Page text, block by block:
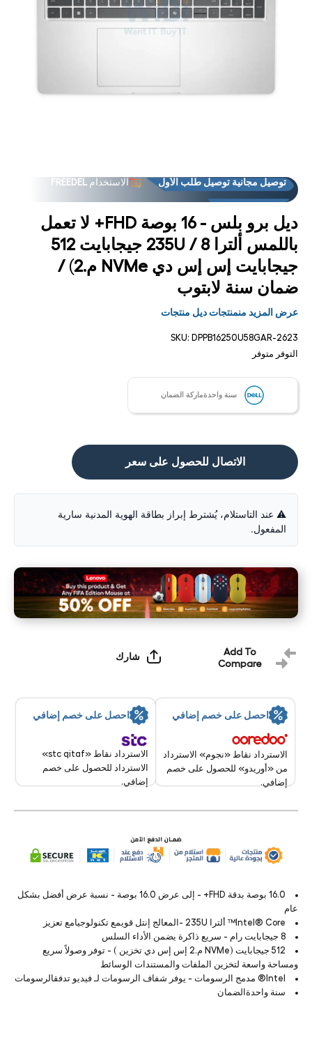
توصيل مجانية توصيل طلب الأول الاستخدامFREEDEL
العروض
ديل برو بلس - 16 بوصة FHD+ لا تعمل
باللمس ألترا 235U / 8 جيجابايت 512
جيجابايت إس إس دي NVMe م.2) /
ضمان سنة لابتوب
عرض المزيد منمنتجات ديل منتجات
SKU: DPPB16250U58GAR-2623
التوفر
متوفر
سنة واحدةماركة الضمان
الاتصال للحصول على سعر
⚠️ عند التاستلام، يُشترط إبراز بطاقة الهوية المدنية سارية
المفعول.
Add To
Compare
شارك
احصل على خصم إضافي
الاسترداد نقاط «نجوم» الاسترداد
من «أوريدو» للحصول على خصم
إضافي.
احصل على خصم إضافي
الاسترداد نقاط «stc qitaf»
الاسترداد للحصول على خصم
إضافي.
16.0 بوصة بدقة FHD+ - إلى عرض 16.0 بوصة - نسبة عرض أفضل بشكل
عام
Intel® Core™ ألترا 235U -المعالج إنتل قويمع تكنولوجيامع تعزيز
8 جيجابايت رام - سريع ذاكرة يضمن الأداء السلس
512 جيجابايت (NVMe م.2 إس إس دي تخزين ) - توفر وصولاً سريع
ومساحة واسعة لتخزين الملفات والمستندات الوسائط
Intel® مدمج الرسومات - يوفر شفاف الرسومات لـ فيديو تدفقالرسومات
سنة واحدةالضمان